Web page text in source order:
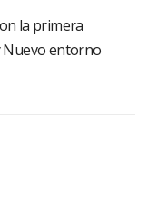
la primera
Nuevo entorno